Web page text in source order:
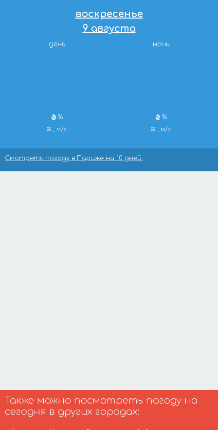
воскресенье
9 августа
день
%
, м/с
ночь
%
, м/с
Смотреть погоду в Париже на 10 дней.
Также можно посмотреть погоду на
сегодня в других городах: